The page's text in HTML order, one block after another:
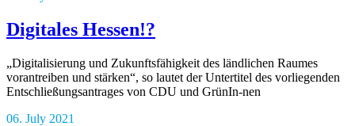
Digitales Hessen!?
„Digitalisierung und Zukunftsfähigkeit des ländlichen Raumes
vorantreiben und stärken“, so lautet der Untertitel des vorliegenden
Entschließungsantrages von CDU und GrünIn-nen
06. July 2021